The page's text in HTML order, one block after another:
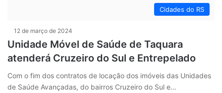
Cidades do RS
12 de março de 2024
Unidade Móvel de Saúde de Taquara
atenderá Cruzeiro do Sul e Entrepelado
Com o fim dos contratos de locação dos imóveis das Unidades
de Saúde Avançadas, do bairros Cruzeiro do Sul e…